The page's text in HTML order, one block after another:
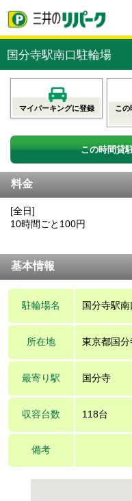
国分寺駅南口駐輪場
マイパーキングに登録
この
この時間貸
料金
[全日]
10時間ごと100円
基本情報
駐輪場名 国分寺駅
所在地 東京都国
最寄り駅 国分寺
収容台数 118台
備考